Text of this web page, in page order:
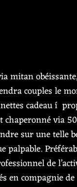
mitan
couples le
cadeau í
chaperonné via
sur une telle
palpable.
de
en compagnie